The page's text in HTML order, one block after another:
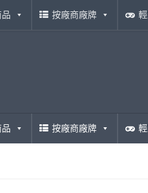
按廠商廠牌
按廠商廠牌